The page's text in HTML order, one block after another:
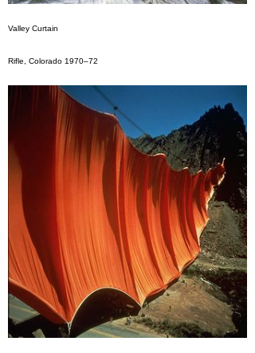
Valley Curtain
Rifle, Colorado 1970–72